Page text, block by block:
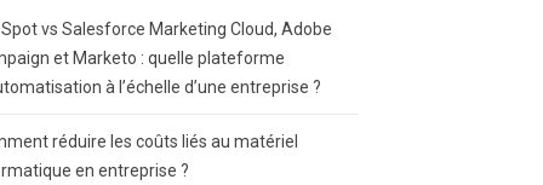
vs Salesforce Marketing Cloud, Adobe
et Marketo : quelle plateforme
à l’échelle d’une entreprise ?
réduire les coûts liés au matériel
en entreprise ?